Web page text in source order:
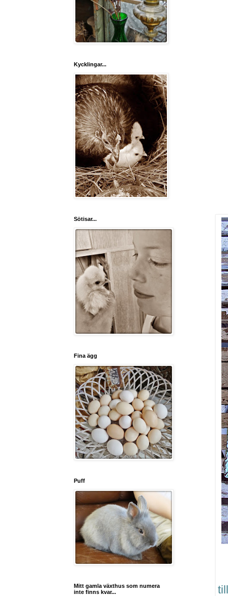
Kycklingar...
Sötisar...
Fina ägg
Puff
Mitt gamla växthus som numera
inte finns kvar...